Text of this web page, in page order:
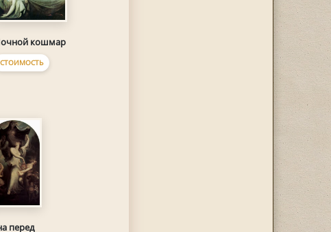
кошмар
СТОИМОСТЬ
перед